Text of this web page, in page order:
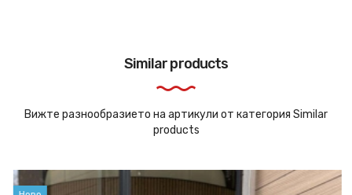
Similar products
Вижте разнообразието на артикули от категория Similar
products